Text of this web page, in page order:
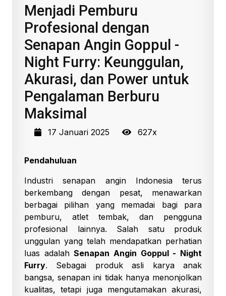
Menjadi Pemburu
Profesional dengan
Senapan Angin Goppul -
Night Furry: Keunggulan,
Akurasi, dan Power untuk
Pengalaman Berburu
Maksimal
17 Januari 2025 627x
Pendahuluan
Industri senapan angin Indonesia terus
berkembang dengan pesat, menawarkan
berbagai pilihan yang memadai bagi para
pemburu, atlet tembak, dan pengguna
profesional lainnya. Salah satu produk
unggulan yang telah mendapatkan perhatian
luas adalahSenapan Angin Goppul - Night
Furry. Sebagai produk asli karya anak
bangsa, senapan ini tidak hanya menonjolkan
kualitas, tetapi juga mengutamakan akurasi,